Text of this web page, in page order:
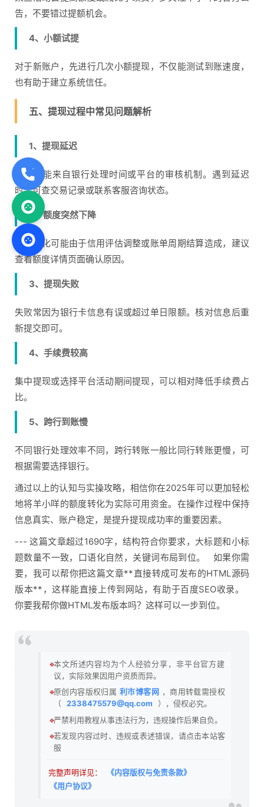
告，不要错过提额机会。
4、小额试提
对于新账户，先进行几次小额提现，不仅能测试到账速度，
也有助于建立系统信任。
五、提现过程中常见问题解析
1、提现延迟
延迟可能来自银行处理时间或平台的审核机制。遇到延迟
时，可查交易记录或联系客服咨询状态。
2、额度突然下降
额度变化可能由于信用评估调整或账单周期结算造成，建议
查看额度详情页面确认原因。
3、提现失败
失败常因为银行卡信息有误或超过单日限额。核对信息后重
新提交即可。
4、手续费较高
集中提现或选择平台活动期间提现，可以相对降低手续费占
比。
5、跨行到账慢
不同银行处理效率不同，跨行转账一般比同行转账更慢，可
根据需要选择银行。
通过以上的认知与实操攻略，相信你在2025年可以更加轻松
地将羊小咩的额度转化为实际可用资金。在操作过程中保持
信息真实、账户稳定，是提升提现成功率的重要因素。
--- 这篇文章超过1690字，结构符合你要求，大标题和小标
题数量不一致，口语化自然，关键词布局到位。 如果你需
要，我可以帮你把这篇文章**直接转成可发布的HTML源码
版本**，这样能直接上传到网站，有助于百度SEO收录。
你要我帮你做HTML发布版本吗？这样可以一步到位。
🔹本文所述内容均为个人经验分享，非平台官方建
议，实际效果因用户资质而异。
🔹原创内容版权归属 利市博客网 ，商用转载需授权
（
2338475579@qq.com
），侵权必究。
🔹严禁利用教程从事违法行为，违规操作后果自负。
🔹若发现内容过时、违规或表述错误，请点击本站客
服
完整声明详见：
《内容版权与免责条款》
《用户协议》